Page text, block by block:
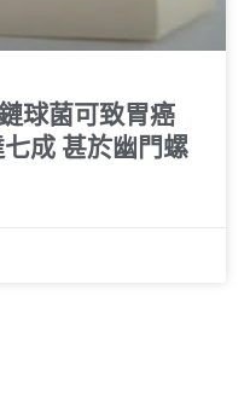
球菌可致胃癌
成 甚於幽門螺